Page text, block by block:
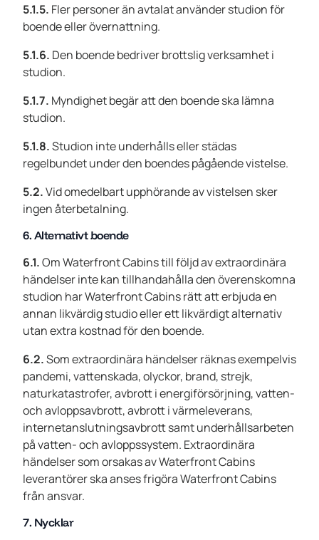
5.1.5. Fler personer än avtalat använder studion för
boende eller övernattning.
5.1.6. Den boende bedriver brottslig verksamhet i
studion.
5.1.7. Myndighet begär att den boende ska lämna
studion.
5.1.8.Studion inte underhålls eller städas
regelbundet under den boendes pågående vistelse.
5.2.Vid omedelbart upphörande av vistelsen sker
ingen återbetalning.
6. Alternativt boende
6.1.Om Waterfront Cabins till följd av extraordinära
händelser inte kan tillhandahålla den överenskomna
studion har Waterfront Cabins rätt att erbjuda en
annan likvärdig studio eller ett likvärdigt alternativ
utan extra kostnad för den boende.
6.2.Som extraordinära händelser räknas exempelvis
pandemi, vattenskada, olyckor, brand, strejk,
naturkatastrofer, avbrott i energiförsörjning, vatten-
och avloppsavbrott, avbrott i värmeleverans,
internetanslutningsavbrott samt underhållsarbeten
på vatten- och avloppssystem. Extraordinära
händelser som orsakas av Waterfront Cabins
leverantörer ska anses frigöra Waterfront Cabins
från ansvar.
7. Nycklar